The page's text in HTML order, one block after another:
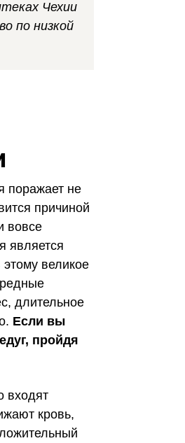
Чехии
по низкой
поражает не
причиной
вовсе
является
великое
длительное
Если вы
пройдя
входят
кровь,